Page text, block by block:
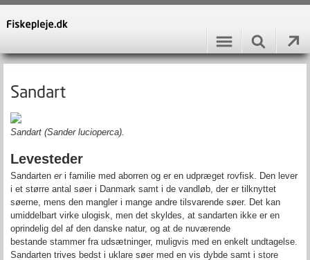
Sandart
Sandart (Sander lucioperca).
Levesteder
Sandarten eri familie med aborren og er en udpræget rovfisk. Den lever
i et større antal søer i Danmark samt i de vandløb, der er tilknyttet
søerne, mens den mangler i mange andre tilsvarende søer. Det kan
umiddelbart virke ulogisk, men det skyldes, at sandarten ikke er en
oprindelig del af den danske natur, og at de nuværende
bestande stammer fra udsætninger, muligvis med en enkelt undtagelse.
Sandarten trives bedst i uklare søer med en vis dybde samt i store